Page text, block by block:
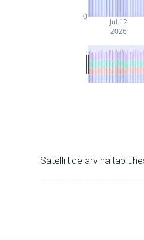
Jul 12
2026
0
Satelliitide arv näitab